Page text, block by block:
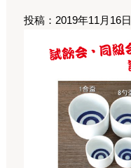
投稿：2019年11月16日